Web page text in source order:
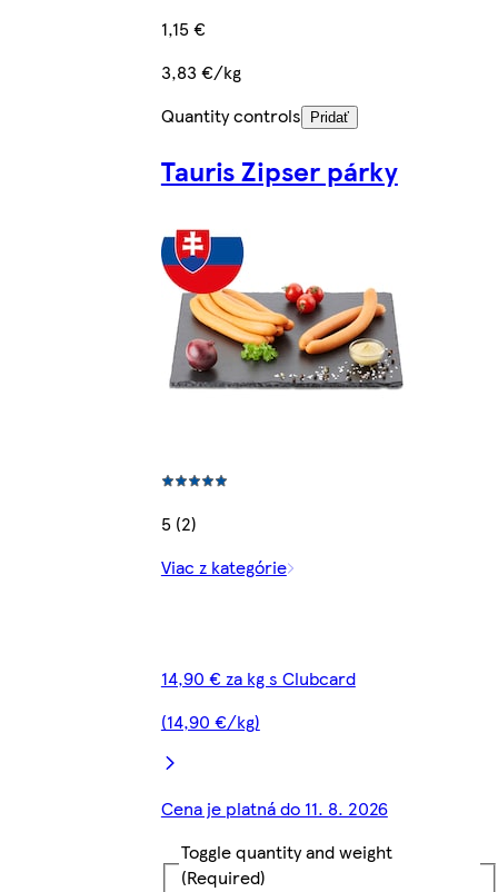
1,15 €
3,83 €/kg
Quantity controls
Pridať
Tauris Zipser párky
5 (2)
Viac z kategórie
14,90 € za kg s Clubcard
(14,90 €/kg)
Cena je platná do 11. 8. 2026
Toggle quantity and weight
(Required)